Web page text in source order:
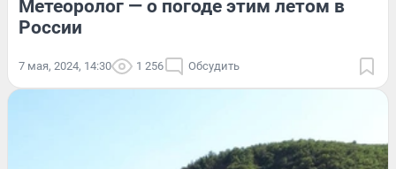
Метеоролог — о погоде этим летом в
России
7 мая, 2024, 14:30 1 256 Обсудить